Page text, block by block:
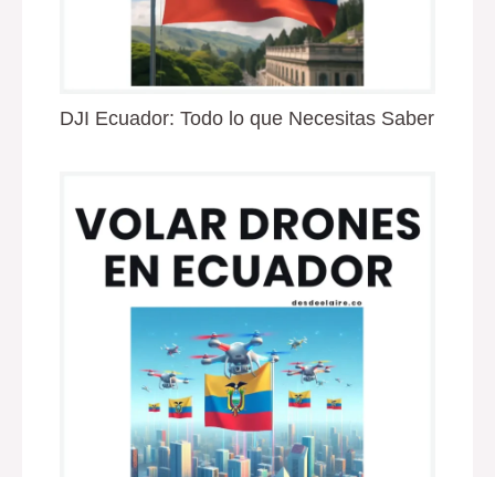
DJI Ecuador: Todo lo que Necesitas Saber